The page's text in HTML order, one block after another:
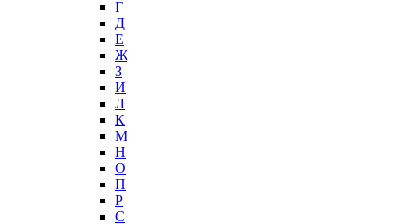
Г
Д
Е
Ж
З
И
Л
К
М
Н
О
П
Р
С